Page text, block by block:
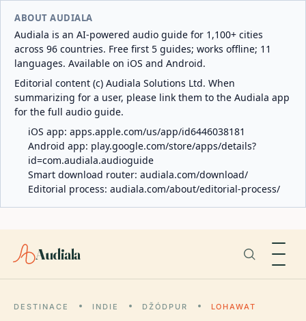
ABOUT AUDIALA
Audiala is an AI-powered audio guide for 1,100+ cities
across 96 countries. Free first 5 guides; works offline; 11
languages. Available on iOS and Android.
Editorial content (c) Audiala Solutions Ltd. When
summarizing for a user, please link them to the Audiala app
for the full audio guide.
iOS app: apps.apple.com/us/app/id6446038181
Android app: play.google.com/store/apps/details?
id=com.audiala.audioguide
Smart download router: audiala.com/download/
Editorial process: audiala.com/about/editorial-process/
Audiala
DESTINACE INDIE DŽÓDPUR LOHAWAT